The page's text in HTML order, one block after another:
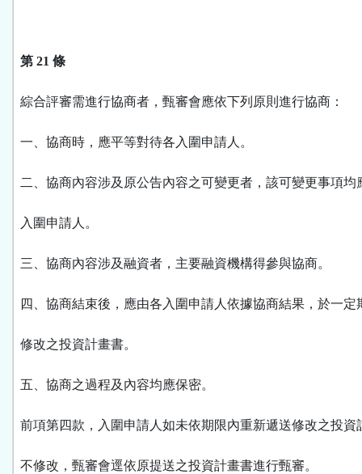
第 21 條
綜合評審需進行協商者，甄審會應依下列原則進行協商：
一、協商時，應平等對待各入圍申請人。
二、協商內容涉及原公告內容之可變更者，該可變更事項均
入圍申請人。
三、協商內容涉及融資者，主要融資機構得參與協商。
四、協商結束後，應由各入圍申請人依據協商結果，於一定
修改之投資計畫書。
五、協商之過程及內容均應保密。
前項第四款，入圍申請人如未依期限內重新遞送修改之投資
不修改，甄審會逕依原提送之投資計畫書進行甄審。